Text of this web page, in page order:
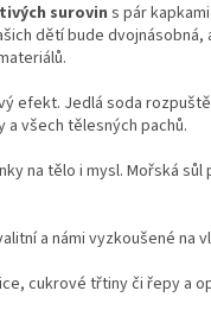
surovin s pár
dětí bude dvojnásobná,
efekt. Jedlá soda
všech tělesných pachů.
na tělo i mysl. Mořská
a námi vyzkoušené na
cukrové třtiny či řepy a